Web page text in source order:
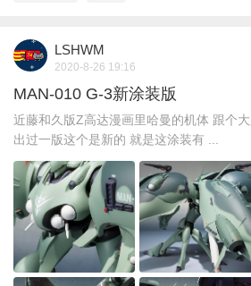
LSHWM
2020-8-26 19:16
MAN-010 G-3新涂装版
近藤和久版Z高达漫画里哈曼的机体 跟个
出过一版这个是新的 就是这涂装有 ...